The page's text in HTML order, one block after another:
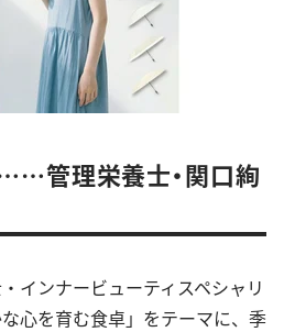
管理栄養士・関口絢
インナービューティスペシャリ
心を育む食卓」をテーマに、季